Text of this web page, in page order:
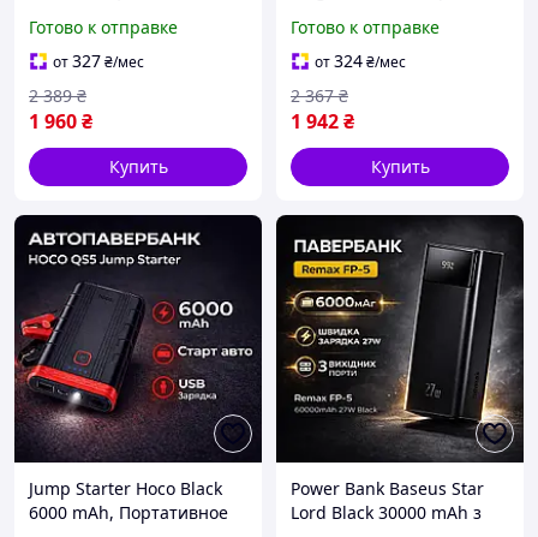
повербанк, портативна
батарея MagSafe для
смартфонів
Готово к отправке
от327₴/мес
1 960₴
2 389 ₴
Купить
10000mAh, батарея
Magsafe powerbank для
iPhone
Готово к отправке
от324₴/мес
1 942₴
2 367 ₴
Купить
Jump Starter Hoco Black
6000 mAh, Портативное
Power Bank Baseus Star
Lord Black 30000 mAh з